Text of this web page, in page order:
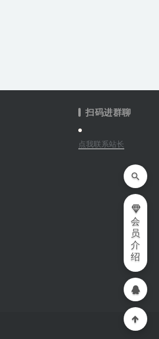
扫码进群聊
点我联系站长
会
员
介
绍